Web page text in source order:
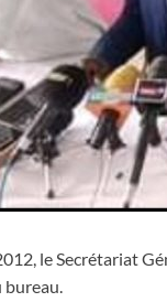
le Secrétariat
bureau.